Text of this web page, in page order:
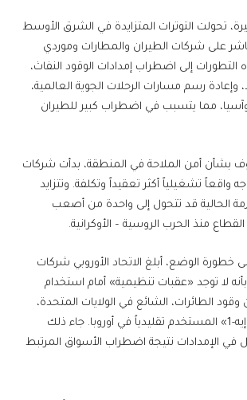
تحولت التوترات المتزايدة في الشرق الأوسط
على شركات الطيران والمطارات وموردي
التطورات إلى اضطراب إمدادات الوقود النفاث،
وإعادة رسم مسارات الرحلات الجوية العالمية،
مما يتسبب في اضطراب كبير للطيران
بشأن أمن الملاحة في المنطقة، بدأت شركات
واقعاً تشغيلياً أكثر تعقيداً وتكلفة. وتتزايد
الحالية قد تتحول إلى واحدة من أصعب
القطاع منذ الحرب الروسية – الأوكرانية.
الوضع، أبلغ الاتحاد الأوروبي شركات
لا توجد «عقبات تنظيمية» أمام استخدام
الطائرات، الشائع في الولايات المتحدة،
كبديل لوقود «جيت إيه-1» المستخدم تقليدياً في أوروبا. جاء ذلك
الإمدادات نتيجة اضطراب الأسواق المرتبط